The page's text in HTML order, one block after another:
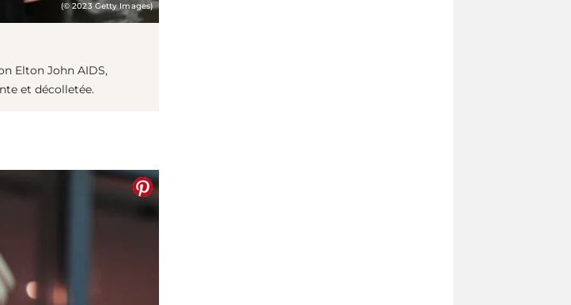
(© 2023 Getty Images)
Elton John AIDS,
et décolletée.